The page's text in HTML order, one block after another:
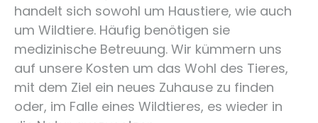
handelt sich sowohl um Haustiere, wie auch
um Wildtiere. Häufig benötigen sie
medizinische Betreuung. Wir kümmern uns
auf unsere Kosten um das Wohl des Tieres,
mit dem Ziel ein neues Zuhause zu finden
oder, im Falle eines Wildtieres, es wieder in